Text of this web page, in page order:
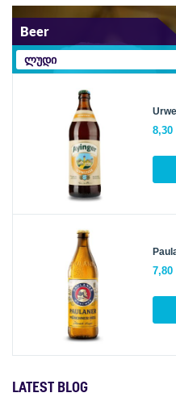
Beer
ლუდი
8,30
7,80
LATEST BLOG